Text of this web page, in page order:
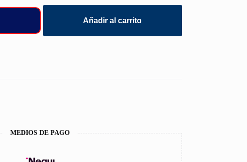
Añadir al carrito
MEDIOS DE PAGO